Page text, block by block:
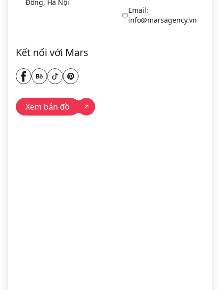
Đông, Hà Nội
Email:
info@marsagency.vn
Kết nối với Mars
Xem bản đồ